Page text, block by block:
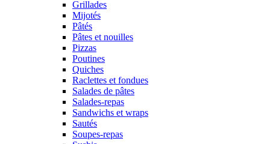
Grillades
Mijotés
Pâtés
Pâtes et nouilles
Pizzas
Poutines
Quiches
Raclettes et fondues
Salades de pâtes
Salades-repas
Sandwichs et wraps
Sautés
Soupes-repas